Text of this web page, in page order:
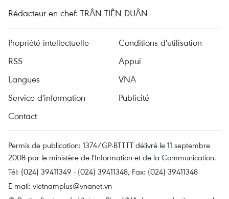
Rédacteur en chef: TRÂN TIÊN DUÂN
Propriété intellectuelle
Conditions d'utilisation
RSS
Appui
Langues
VNA
Service d'information
Publicité
Contact
Permis de publication: 1374/GP-BTTTT délivré le 11 septembre
2008 par le ministère de l'Information et de la Communication.
Tél: (024) 39411349 - (024) 39411348, Fax: (024) 39411348
E-mail: vietnamplus@vnanet.vn